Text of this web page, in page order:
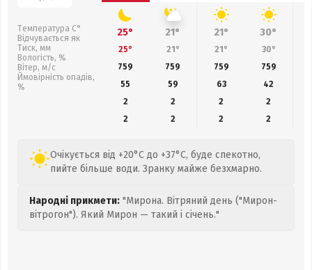
Температура С°
Відчувається як
Тиск, мм
Вологість, %
Вітер, м/с
Ймовірність опадів,
%
25° 21° 21° 30°
25° 21° 21° 30°
759
759 759 759
55
59 63 42
2
2 2
2
2
2 2 2
Очікується від +20°C до +37°C, буде спекотно,
пийте більше води. Зранку майже безхмарно.
Народні прикмети: "Мирона. Вітряний день ("Мирон-
вітрогон"). Який Мирон — такий і січень."